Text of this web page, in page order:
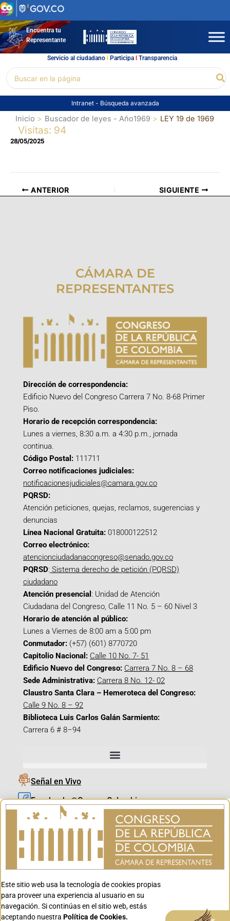
Ir
al
contenidoEncuentra tu
Representante
Servicio al ciudadano l Participal Transparencia
por:
Intranet - Búsqueda avanzada
Inicio Buscador de leyes - Año1969 LEY 19 de 1969
Visitas: 94
28/05/2025
ANTERIOR SIGUIENTE
CÁMARA DE
REPRESENTANTES
Dirección de correspondencia:
Edificio Nuevo del Congreso Carrera 7 No. 8-68 Primer
Piso.
Horario de recepción correspondencia:
Lunes a viernes, 8:30 a.m. a 4:30 p.m., jornada
continua.
Código Postal: 111711
Correo notificaciones judiciales:
notificacionesjudiciales@camara.gov.co
PQRSD:
Atención peticiones, quejas, reclamos, sugerencias y
denuncias
Línea Nacional Gratuita: 018000122512
Correo electrónico:
atencionciudadanacongreso@senado.gov.co
PQRSD: Sistema derecho de petición (PQRSD)
ciudadano
Atención presencial : Unidad de Atención
Ciudadana del Congreso, Calle 11 No. 5 – 60 Nivel 3
Horario de atención al público:
Lunes a Viernes de 8:00 am a 5:00 pm
Conmutador: (+57) (601) 8770720
Capitolio Nacional: Calle 10 No. 7- 51
Edificio Nuevo del Congreso: Carrera 7 No. 8 – 68
Sede Administrativa: Carrera 8 No. 12- 02
Claustro Santa Clara – Hemeroteca del Congreso:
Calle 9 No. 8 – 92
Biblioteca Luis Carlos Galán Sarmiento:
Carrera 6 # 8–94
Señal en Vivo
Facebook_@CamaraColombia
Instagram_@CamaraColombia
X_@CamaraColombia
Youtube_@CamaraColombia
Youtube_@CanalCongreso
Este sitio web usa la tecnología de cookies propias
para proveer una experiencia al usuario en su
navegación. Si continúas en el sitio web, estás
aceptando nuestra Política de Cookies. Aceptar